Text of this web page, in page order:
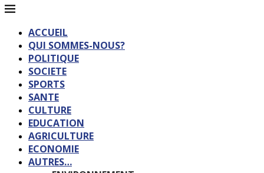
ACCUEIL
QUI SOMMES-NOUS?
POLITIQUE
SOCIETE
SPORTS
SANTE
CULTURE
EDUCATION
AGRICULTURE
ECONOMIE
AUTRES…